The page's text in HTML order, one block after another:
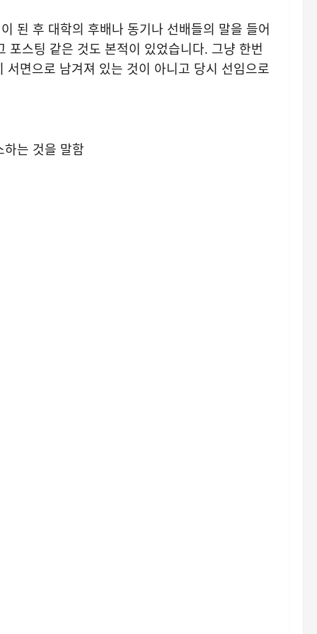
된 후 대학의 후배나 동기나 선배들의 말을 들어
스팅 같은 것도 본적이 있었습니다. 그냥 한번
면으로 남겨져 있는 것이 아니고 당시 선임으로
는 것을 말함